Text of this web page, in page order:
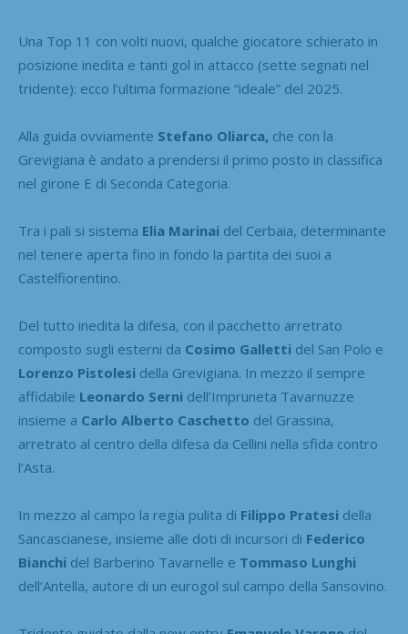
Una Top 11 con volti nuovi, qualche giocatore schierato in
posizione inedita e tanti gol in attacco (sette segnati nel
tridente): ecco l’ultima formazione “ideale” del 2025.
Alla guida ovviamente Stefano Oliarca, che con la
Grevigiana è andato a prendersi il primo posto in classifica
nel girone E di Seconda Categoria.
Tra i pali si sistema Elia Marinai del Cerbaia, determinante
nel tenere aperta fino in fondo la partita dei suoi a
Castelfiorentino.
Del tutto inedita la difesa, con il pacchetto arretrato
composto sugli esterni da Cosimo Galletti del San Polo e
Lorenzo Pistolesi della Grevigiana. In mezzo il sempre
affidabile Leonardo Serni dell’Impruneta Tavarnuzze
insieme a Carlo Alberto Caschetto del Grassina,
arretrato al centro della difesa da Cellini nella sfida contro
l’Asta.
In mezzo al campo la regia pulita di Filippo Pratesi della
Sancascianese, insieme alle doti di incursori di Federico
Bianchi del Barberino Tavarnelle e Tommaso Lunghi
dell’Antella, autore di un eurogol sul campo della Sansovino.